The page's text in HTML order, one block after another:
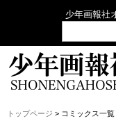
少年画報社
トップページ > コミックス一